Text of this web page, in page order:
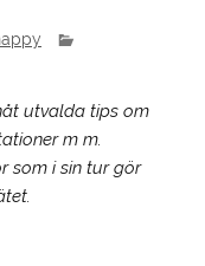
utvalda tips om
m m.
som i sin tur gör